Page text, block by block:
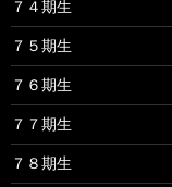
７４期生
７５期生
７６期生
７７期生
７８期生